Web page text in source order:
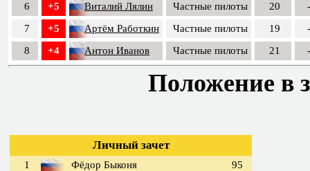
6
+5 Виталий Лялин Частные пилоты 20
-
7
+5 Артём Работкин Частные пилоты 19
-
8
+4 Антон Иванов Частные пилоты 21 -
Положение в
Личный зачет
1 Фёдор Быконя
95